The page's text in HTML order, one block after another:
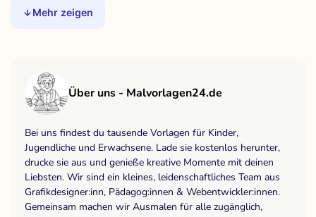
Mehr zeigen
Über uns - Malvorlagen24.de
Bei uns findest du tausende Vorlagen für Kinder,
Jugendliche und Erwachsene. Lade sie kostenlos herunter,
drucke sie aus und genieße kreative Momente mit deinen
Liebsten. Wir sind ein kleines, leidenschaftliches Team aus
Grafikdesigner:inn, Pädagog:innen & Webentwickler:innen.
Gemeinsam machen wir Ausmalen für alle zugänglich,